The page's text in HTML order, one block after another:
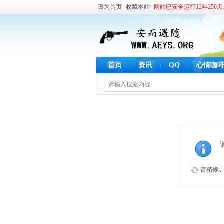
设为首页 收藏本站 网站已安全运行12年250
首页 资讯 QQ 心情咖啡
请稍候...